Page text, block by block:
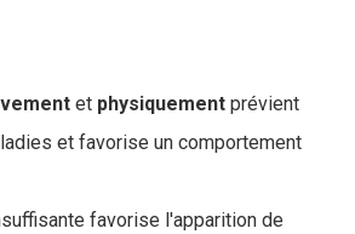
et physiquement prévient
et favorise un comportement
favorise l'apparition de